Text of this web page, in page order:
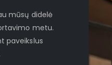
mūsų didelė
metu.
paveikslus